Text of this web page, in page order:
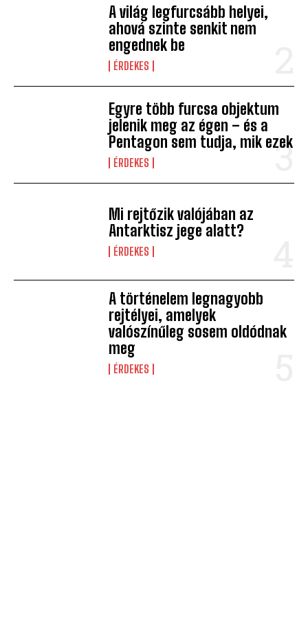
A világ legfurcsább helyei,
ahová szinte senkit nem
engednek be
ÉRDEKES
Egyre több furcsa objektum
jelenik meg az égen – és a
Pentagon sem tudja, mik ezek
ÉRDEKES
Mi rejtőzik valójában az
Antarktisz jege alatt?
ÉRDEKES
A történelem legnagyobb
rejtélyei, amelyek
valószínűleg sosem oldódnak
meg
ÉRDEKES